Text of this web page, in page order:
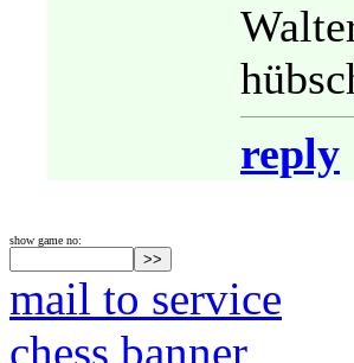
reply
show game no:
mail to service
chess banner